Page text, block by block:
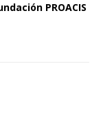
PROACIS